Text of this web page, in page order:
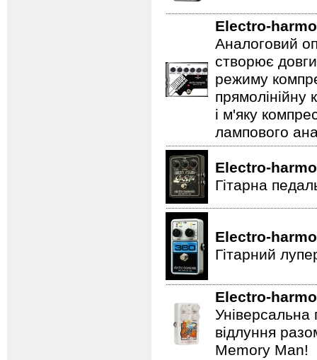
Electro-
Аналоговий
створює
режиму
прямолінійну
і м'яку
лампового
Electro-
Гітарна
Electro-
Гітарний
Electro-
Універсальна
відлуння
Memory Man!